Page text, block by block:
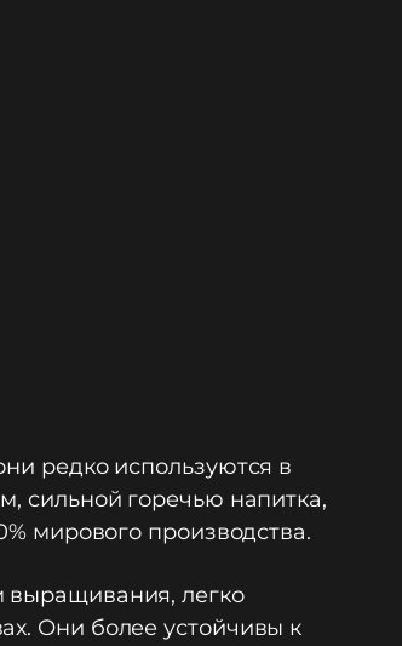
редко используются в
сильной горечью напитка,
мирового производства.
выращивания, легко
Они более устойчивы к